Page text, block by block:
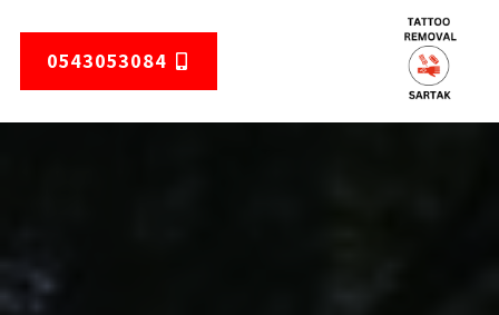
0543053084